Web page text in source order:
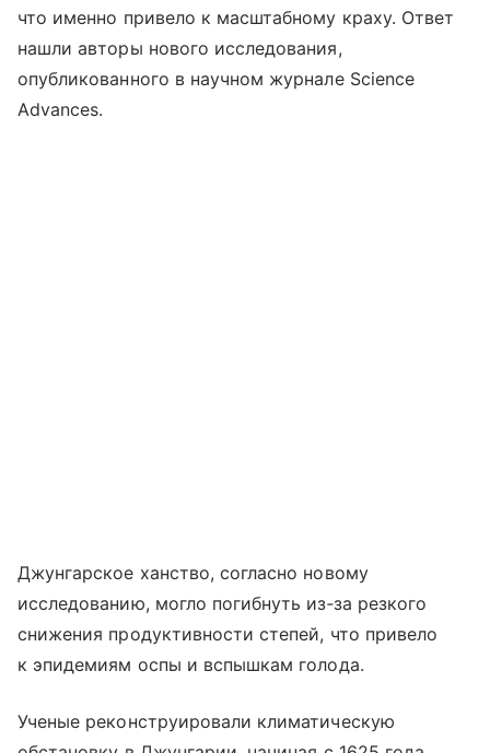
что именно привело к масштабному краху. Ответ
нашли авторы нового исследования,
опубликованного в научном журнале Science
Advances.
Джунгарское ханство, согласно новому
исследованию, могло погибнуть из‑за резкого
снижения продуктивности степей, что привело
к эпидемиям оспы и вспышкам голода.
Ученые реконструировали климатическую